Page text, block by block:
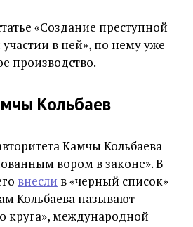
«Создание преступной
в ней», по нему уже
производство.
Кольбаев
Камчы Кольбаева
вором в законе». В
внесли в «черный список»
Кольбаева называют
круга», международной